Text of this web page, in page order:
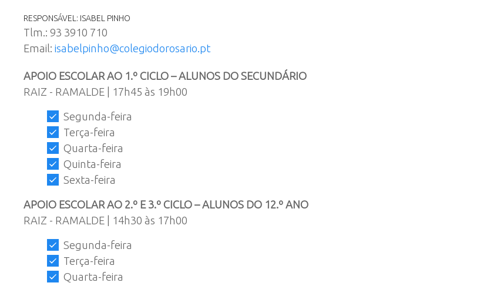
RESPONSÁVEL: ISABEL PINHO
Tlm.: 93 3910 710
Email: isabelpinho@colegiodorosario.pt
APOIO ESCOLAR AO 1.º CICLO – ALUNOS DO SECUNDÁRIO
RAIZ - RAMALDE | 17h45 às 19h00
Segunda-feira
Terça-feira
Quarta-feira
Quinta-feira
Sexta-feira
APOIO ESCOLAR AO 2.º E 3.º CICLO – ALUNOS DO 12.º ANO
RAIZ - RAMALDE | 14h30 às 17h00
Segunda-feira
Terça-feira
Quarta-feira